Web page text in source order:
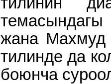
жана Махмуд
тилинде да
боюнча